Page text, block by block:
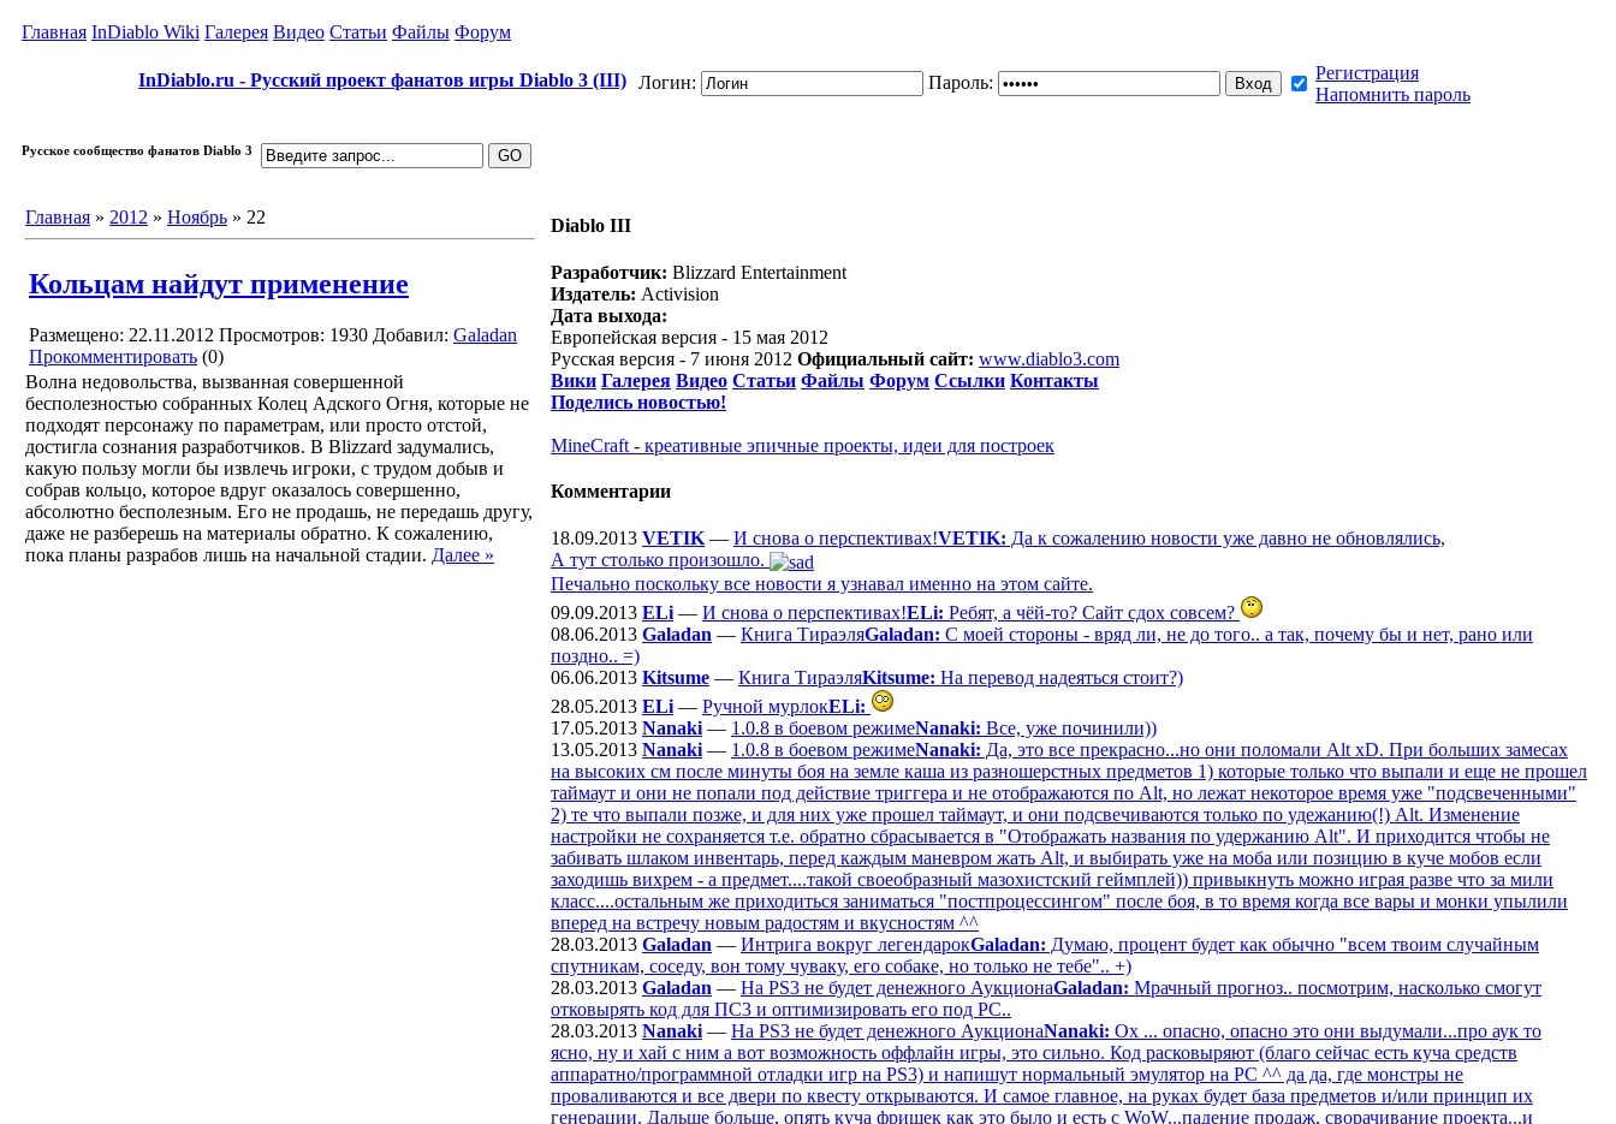
Главная InDiablo Wiki Галерея Видео Статьи Файлы Форум
InDiablo.ru - Русский проект фанатов игры Diablo 3 (III) Логин: Пароль:
Регистрация
Напомнить пароль
Русское сообщество фанатов Diablo 3
Главная » 2012 » Ноябрь » 22
Кольцам найдут применение
Размещено: 22.11.2012 Просмотров: 1930 Добавил: Galadan
Прокомментировать (0)
Волна недовольства, вызванная совершенной
бесполезностью собранных Колец Адского Огня, которые не
подходят персонажу по параметрам, или просто отстой,
достигла сознания разработчиков. В Blizzard задумались,
какую пользу могли бы извлечь игроки, с трудом добыв и
собрав кольцо, которое вдруг оказалось совершенно,
абсолютно бесполезным. Его не продашь, не передашь другу,
даже не разберешь на материалы обратно. К сожалению,
пока планы разрабов лишь на начальной стадии. Далее »
Diablo III
Разработчик: Blizzard Entertainment
Издатель: Activision
Дата выхода:
Европейская версия - 15 мая 2012
Русская версия - 7 июня 2012 Официальный сайт: www.diablo3.com
Вики Галерея Видео Статьи Файлы Форум Ссылки Контакты
Поделись новостью!
MineCraft - креативные эпичные проекты, идеи для построек
Комментарии
18.09.2013 VETIK — И снова о перспективах!VETIK: Да к сожалению новости уже давно не обновлялись,
А тут столько произошло.
Печально поскольку все новости я узнавал именно на этом сайте.
09.09.2013 ELi — И снова о перспективах!ELi: Ребят, а чёй-то? Сайт сдох совсем?
08.06.2013 Galadan — Книга ТираэляGaladan: С моей стороны - вряд ли, не до того.. а так, почему бы и нет, рано или
поздно.. =)
06.06.2013 Kitsume — Книга ТираэляKitsume: На перевод надеяться стоит?)
28.05.2013 ELi — Ручной мурлокELi:
17.05.2013 Nanaki — 1.0.8 в боевом режимеNanaki: Все, уже починили))
13.05.2013 Nanaki — 1.0.8 в боевом режимеNanaki: Да, это все прекрасно...но они поломали Alt xD. При больших замесах
на высоких см после минуты боя на земле каша из разношерстных предметов 1) которые только что выпали и еще не прошел
таймаут и они не попали под действие триггера и не отображаются по Alt, но лежат некоторое время уже "подсвеченными"
2) те что выпали позже, и для них уже прошел таймаут, и они подсвечиваются только по удежанию(!) Alt. Изменение
настройки не сохраняется т.е. обратно сбрасывается в "Отображать названия по удержанию Alt". И приходится чтобы не
забивать шлаком инвентарь, перед каждым маневром жать Alt, и выбирать уже на моба или позицию в куче мобов если
заходишь вихрем - а предмет....такой своеобразный мазохистский геймплей)) привыкнуть можно играя разве что за мили
класс....остальным же приходиться заниматься "постпроцессингом" после боя, в то время когда все вары и монки упылили
вперед на встречу новым радостям и вкусностям ^^
28.03.2013 Galadan — Интрига вокруг легендарокGaladan: Думаю, процент будет как обычно "всем твоим случайным
спутникам, соседу, вон тому чуваку, его собаке, но только не тебе".. +)
28.03.2013 Galadan — На PS3 не будет денежного АукционаGaladan: Мрачный прогноз.. посмотрим, насколько смогут
отковырять код для ПС3 и оптимизировать его под РС..
28.03.2013 Nanaki — На PS3 не будет денежного АукционаNanaki: Ох ... опасно, опасно это они выдумали...про аук то
ясно, ну и хай с ним а вот возможность оффлайн игры, это сильно. Код расковыряют (благо сейчас есть куча средств
аппаратно/программной отладки игр на PS3) и напишут нормальный эмулятор на PC ^^ да да, где монстры не
проваливаются и все двери по квесту открываются. И самое главное, на руках будет база предметов и/или принцип их
генерации. Дальше больше, опять куча фришек как это было и есть с WoW...падение продаж, сворачивание проекта...и